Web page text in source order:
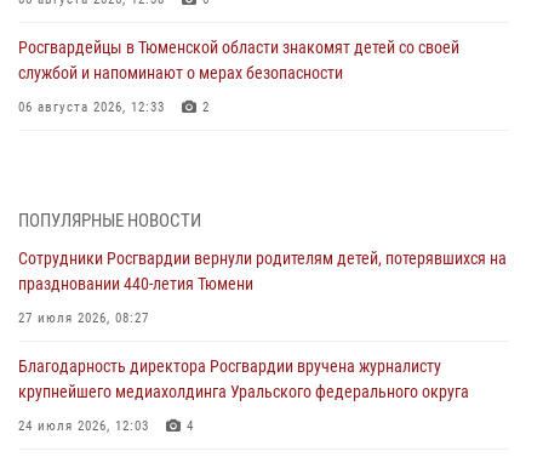
Росгвардейцы в Тюменской области знакомят детей со своей
службой и напоминают о мерах безопасности
06 августа 2026, 12:33 2
06 августа 2026, 04:41 3
Росгвардейцы в Тюменской области почтили память генерала
армии Ивана Кирилловича Яковлева
05 августа 2026, 11:03
В Тюмени офицер Росгвардии в радиоэфире напомнил гражданам о
мерах безопасного владения оружием
05 августа 2026, 09:56
ПОПУЛЯРНЫЕ НОВОСТИ
Сотрудники Росгвардии вернули родителям детей, потерявшихся на
праздновании 440-летия Тюмени
27 июля 2026, 08:27
Благодарность директора Росгвардии вручена журналисту
крупнейшего медиахолдинга Уральского федерального округа
24 июля 2026, 12:03 4